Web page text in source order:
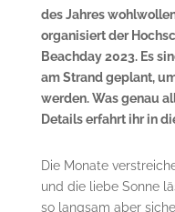
des Jahres
organisiert der
Beachday 2023. Es
am Strand geplant,
werden. Was genau
Details erfahrt ihr in
Die Monate
und die liebe Sonne
so langsam aber